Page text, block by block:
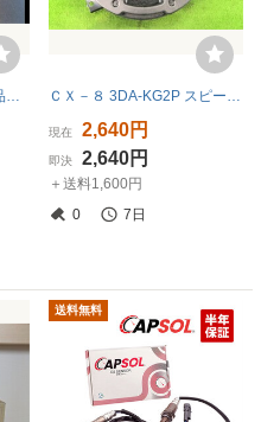
現在 2,640円
即決 2,640円
＋送料1,600円
0
7日
送料無料